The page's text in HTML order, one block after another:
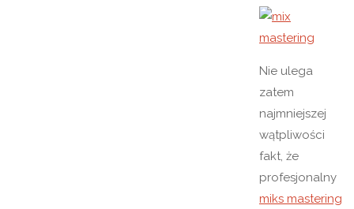
Nie ulega
zatem
najmniejszej
wątpliwości
fakt, że
profesjonalny
miks mastering